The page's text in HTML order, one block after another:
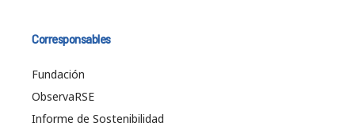
Corresponsables
Fundación
ObservaRSE
Informe de Sostenibilidad